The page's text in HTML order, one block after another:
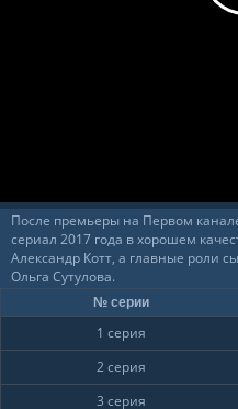
После премьеры на Первом
сериал 2017 года в хорошем
Александр Котт, а главные роли
Ольга Сутулова.
№ серии
1 серия
2 серия
3 серия